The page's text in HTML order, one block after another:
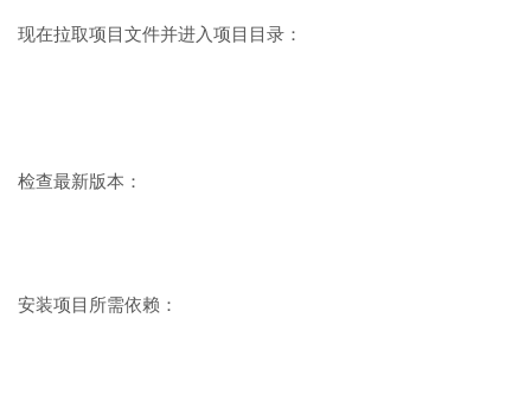
现在拉取项目文件并进入项目目录：
检查最新版本：
安装项目所需依赖：